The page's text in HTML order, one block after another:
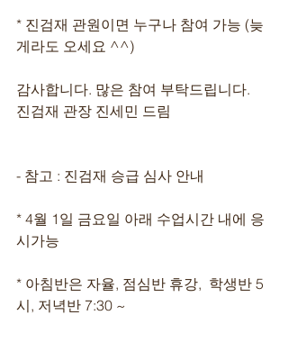
* 진검재 관원이면 누구나 참여 가능 (늦
게라도 오세요 ^^)
감사합니다. 많은 참여 부탁드립니다.
진검재 관장 진세민 드림
- 참고 : 진검재 승급 심사 안내
* 4월 1일 금요일 아래 수업시간 내에 응
시가능
* 아침반은 자율, 점심반 휴강,  학생반 5
시, 저녁반 7:30 ~